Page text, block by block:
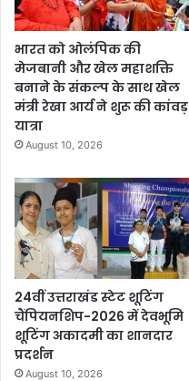
भारत को ओलंपिक की
मेजबानी और खेल महाशक्ति
बनाने के संकल्प के साथ खेल
मंत्री रेखा आर्य ने शुरू की कांवड़
यात्रा
August 10, 2026
24वीं उत्तराखंड स्टेट शूटिंग
चैंपियनशिप-2026 में देवभूमि
शूटिंग अकादमी का शानदार
प्रदर्शन
August 10, 2026